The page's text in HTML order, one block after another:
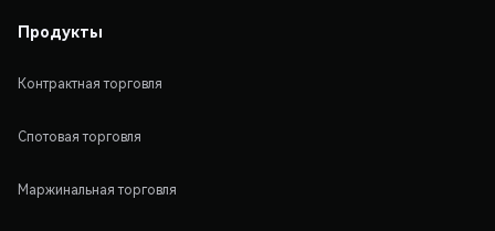
Продукты
Контрактная торговля
Спотовая торговля
Маржинальная торговля